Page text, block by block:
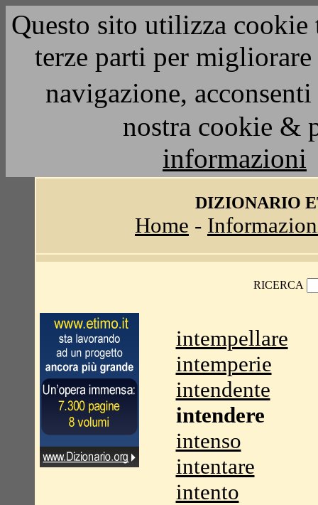
Questo sito utilizza
terze parti per
navigazione,
nostra cookie &
informazioni
DIZIONARIO
Home -
RICERCA
intempellare
intemperie
intendente
intendere
intenso
intentare
intento